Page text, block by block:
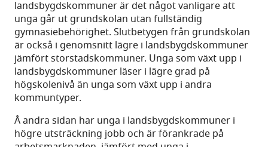
landsbygdskommuner är det något vanligare att
unga går ut grundskolan utan fullständig
gymnasiebehörighet. Slutbetygen från grundskolan
är också i genomsnitt lägre i landsbygdskommuner
jämfört storstadskommuner. Unga som växt upp i
landsbygdskommuner läser i lägre grad på
högskolenivå än unga som växt upp i andra
kommuntyper.
Å andra sidan har unga i landsbygdskommuner i
högre utsträckning jobb och är förankrade på